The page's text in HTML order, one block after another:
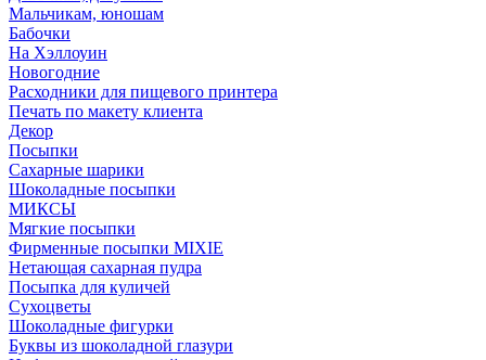
Мальчикам, юношам
Бабочки
На Хэллоуин
Новогодние
Расходники для пищевого принтера
Печать по макету клиента
Декор
Посыпки
Сахарные шарики
Шоколадные посыпки
МИКСЫ
Мягкие посыпки
Фирменные посыпки MIXIE
Нетающая сахарная пудра
Посыпка для куличей
Сухоцветы
Шоколадные фигурки
Буквы из шоколадной глазури